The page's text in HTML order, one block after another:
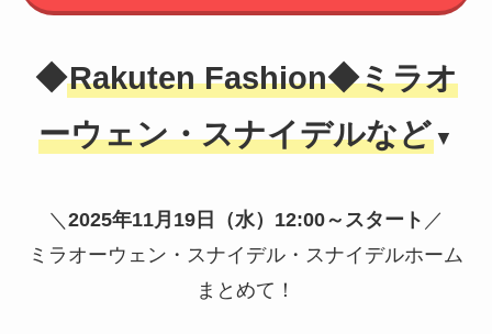
◆Rakuten Fashion◆ミラオ
ーウェン・スナイデルなど ▼
＼ 2025年11月19日（水）12:00～スタート ／
ミラオーウェン・スナイデル・スナイデルホーム
まとめて！